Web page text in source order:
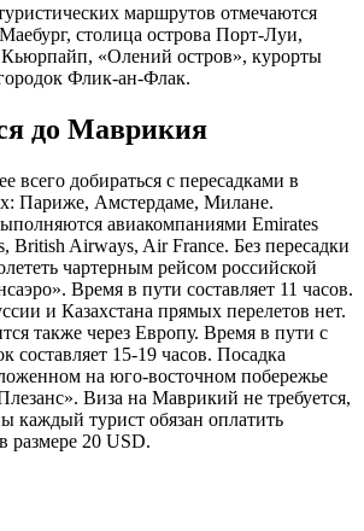
маршрутов отмечаются
столица острова Порт-Луи,
«Олений остров», курорты
Флик-ан-Флак.
до Маврикия
всего добираться с пересадками в
Париже, Амстердаме, Милане.
авиакомпаниями Emirates
British Airways, Air France. Без пересадки
чартерным рейсом российской
Время в пути составляет 11 часов.
и Казахстана прямых перелетов нет.
также через Европу. Время в пути с
составляет 15-19 часов. Посадка
на юго-восточном побережье
Виза на Маврикий не требуется,
каждый турист обязан оплатить
размере 20 USD.